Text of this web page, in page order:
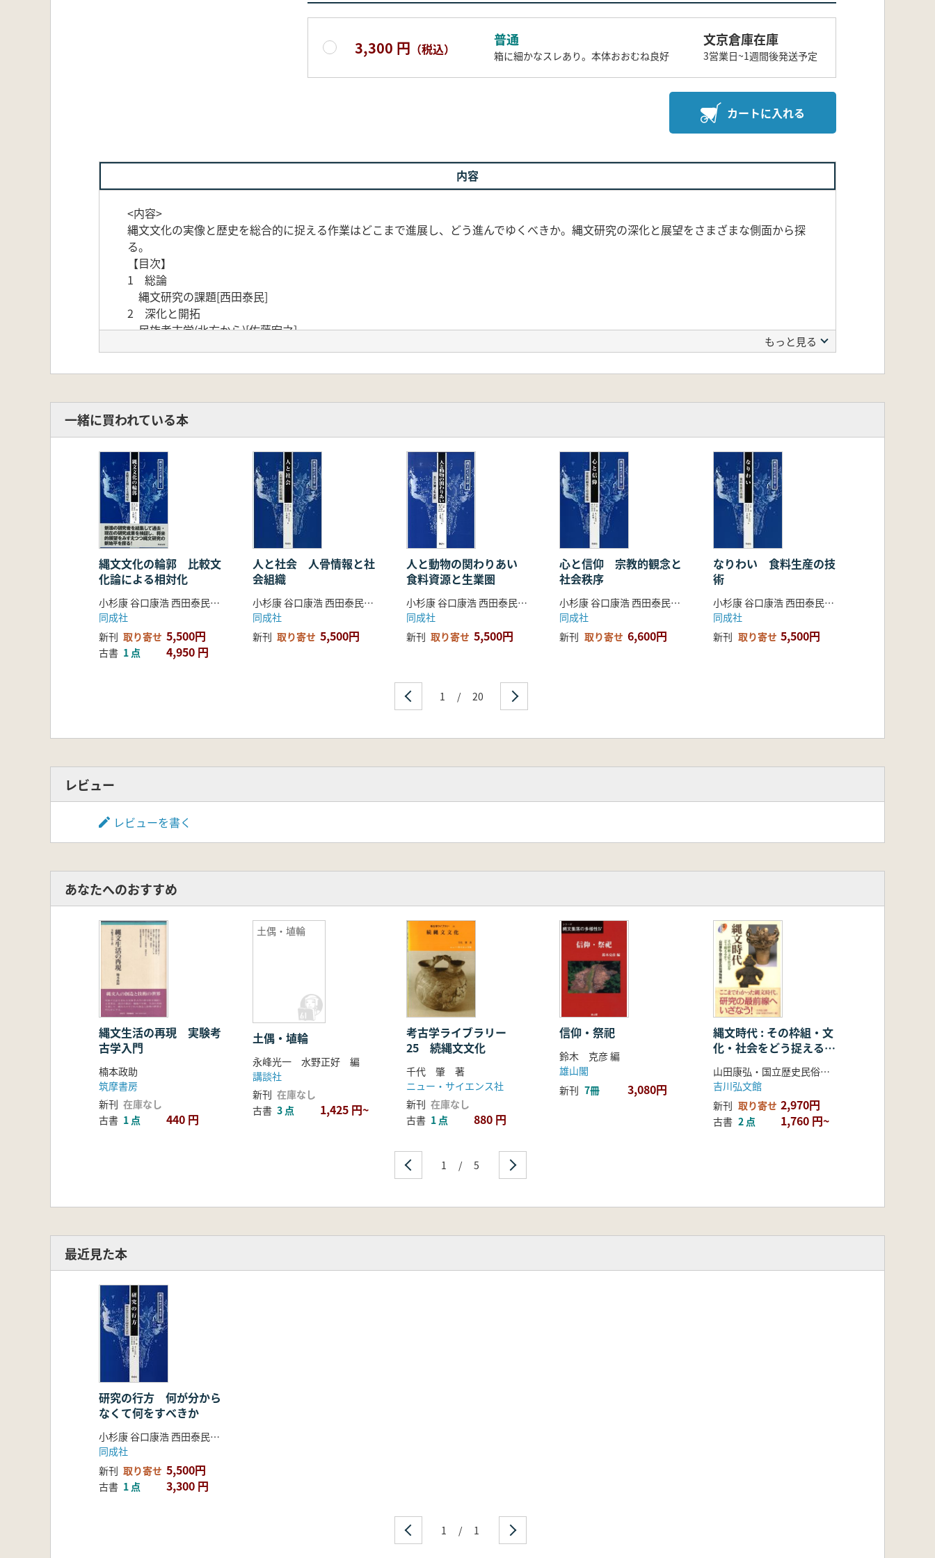
3,300 円 （税込）
普通
箱に細かなスレあり。本体おおむね良好
文京倉庫在庫
3営業日~1週間後発送予定
カートに入れる
内容
<内容>
縄文文化の実像と歴史を総合的に捉える作業はどこまで進展し、どう進んでゆくべきか。縄文研究の深化と展望をさまざまな側面から探
る。
【目次】
1 総論
縄文研究の課題[西田泰民]
2 深化と開拓
民族考古学(北方から)[佐藤宏之]
GISの応用と展開[津村宏臣]
縄文社会をめぐる理論研究[安斎正人]
「縄文時代」の位置価[溝口孝司]
DNA分析の行方[松井章・山崎健]
放射性炭素年代測定[北川浩之]
日本列島の初期の言語史 縄文語の復元とその言語学的特徴[板橋義三]
民俗学と考古学の正しい別離―縄文言説の構築性―[菅豊]
花粉を用いた定量的な気候復元[中川毅]
4 現代社会と縄文研究
縄文研究とジャーナリズム[松岡資明]
学校教育と「縄文文化」[大下明]
博物館と縄文研究[村田六郎太]
縄文学の国際的視点[サイモン・ケイナー]
5 総括と展望
座談会 縄文研究の新地平を求めて[小杉康・谷口康浩・西田泰民・水ノ江和同・矢野健一]
もっと見る
一緒に買われている本
縄文文化の輪郭 比較文
化論による相対化
小杉康 谷口康浩 西田泰民 水ノ江和同 矢野健一編
同成社
新刊 取り寄せ 5,500円
古書 1 点 4,950 円
人と社会 人骨情報と社
会組織
小杉康 谷口康浩 西田泰民 水ノ江和同 矢野健一編
同成社
新刊 取り寄せ 5,500円
人と動物の関わりあい
食料資源と生業圏
小杉康 谷口康浩 西田泰民 水ノ江和同 矢野健一 編
同成社
新刊 取り寄せ 5,500円
心と信仰 宗教的観念と
社会秩序
小杉康 谷口康浩 西田泰民 水ノ江和同 矢野健一 編
同成社
新刊 取り寄せ 6,600円
なりわい 食料生産の技
術
小杉康 谷口康浩 西田泰民 水ノ江和同 矢野健一編
同成社
新刊 取り寄せ 5,500円
1 / 20
レビュー
レビューを書く
あなたへのおすすめ
縄文生活の再現 実験考
古学入門
楠本政助
筑摩書房
新刊 在庫なし
古書 1 点 440 円
土偶・埴輪
土偶・埴輪
永峰光一 水野正好 編
講談社
新刊 在庫なし
古書 3 点 1,425 円~
考古学ライブラリー
25 続縄文文化
千代 肇 著
ニュー・サイエンス社
新刊 在庫なし
古書 1 点 880 円
信仰・祭祀
鈴木 克彦 編
雄山閣
新刊 7冊 3,080円
縄文時代 : その枠組・文
化・社会をどう捉える
か?
山田康弘・国立歴史民俗博物館 編
吉川弘文館
新刊 取り寄せ 2,970円
古書 2 点 1,760 円~
1 / 5
最近見た本
研究の行方 何が分から
なくて何をすべきか
小杉康 谷口康浩 西田泰民 水ノ江和同 矢野健一編
同成社
新刊 取り寄せ 5,500円
古書 1 点 3,300 円
1 / 1